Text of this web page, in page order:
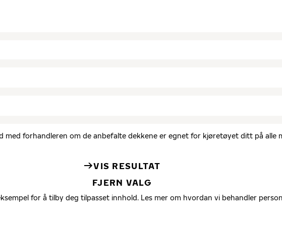
med forhandleren om de anbefalte dekkene er egnet for kjøretøyet ditt på alle
VIS RESULTAT
FJERN VALG
for å tilby deg tilpasset innhold. Les mer om hvordan vi behandler